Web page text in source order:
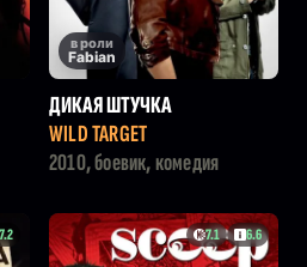
в роли
Fabian
ДИКАЯ ШТУЧКА
WILD TARGET
2010, боевик, комедия
7.2 7.1 6.6